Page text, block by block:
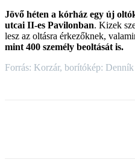
Jövő héten a kórház egy új
utcai II-es Pavilonban. Kizek
lesz az oltásra érkezőknek,
mint 400 személy beoltását is.
Forrás: Korzár, borítókép: